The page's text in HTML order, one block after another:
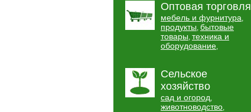
Оптовая торговля
мебель и фурнитура,
продукты, бытовые
товары, техника и
оборудование,
Сельское
хозяйство
сад и огород,
животноводство,